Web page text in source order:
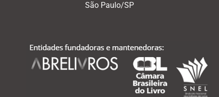
São Paulo/SP